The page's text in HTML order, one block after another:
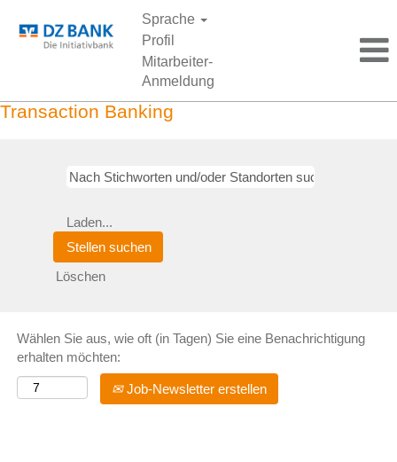
Sprache
Profil
Mitarbeiter-
Anmeldung
Transaction Banking
Laden...
Löschen
Wählen Sie aus, wie oft (in Tagen) Sie eine Benachrichtigung
erhalten möchten:
Job-Newsletter erstellen